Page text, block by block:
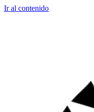
Ir al contenido